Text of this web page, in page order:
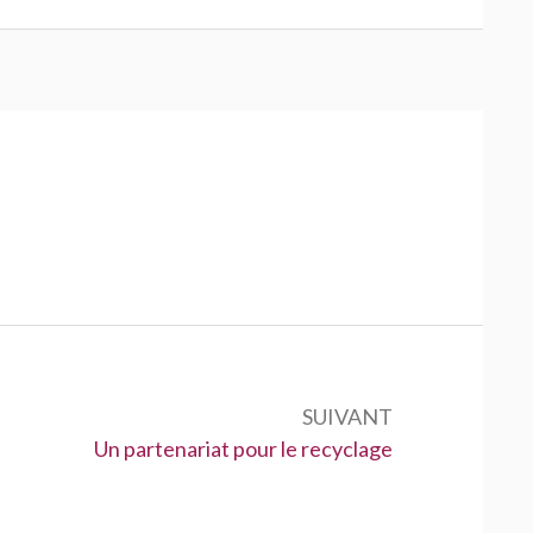
SUIVANT
Suivant :
Un partenariat pour le recyclage